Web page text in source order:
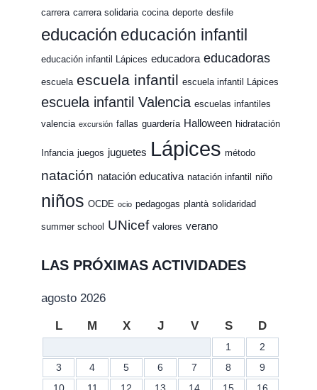
La receta de la
Se levanta el
carrera carrera solidaria cocina deporte desfile
educación educación infantil
educación infantil Lápices educadora educadoras
escuela escuela infantil escuela infantil Lápices
escuela infantil Valencia escuelas infantiles
valencia excursión fallas guardería Halloween hidratación
Infancia juegos juguetes Lápices método
natación natación educativa natación infantil niño
niños OCDE ocio pedagogas plantà solidaridad
summer school UNicef valores verano
LAS PRÓXIMAS ACTIVIDADES
agosto 2026
L M X J V S D
1
2
3
4 5 6 7 8
9